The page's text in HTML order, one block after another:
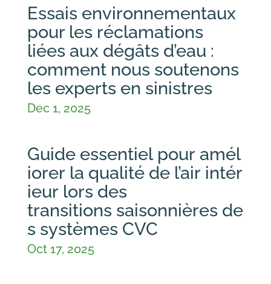
Essais environnementaux
pour les réclamations
liées aux dégâts d’eau :
comment nous soutenons
les experts en sinistres
Dec 1, 2025
Guide essentiel pour amél
iorer la qualité de l’air intér
ieur lors des
transitions saisonnières de
s systèmes CVC
Oct 17, 2025